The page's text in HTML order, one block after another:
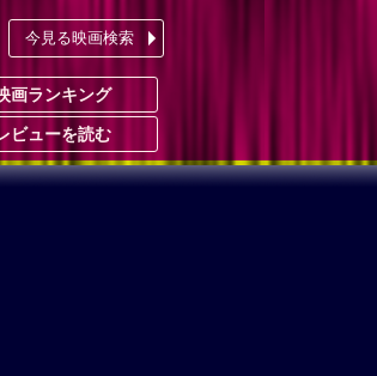
今見る映画検索
画ランキング
ビューを読む